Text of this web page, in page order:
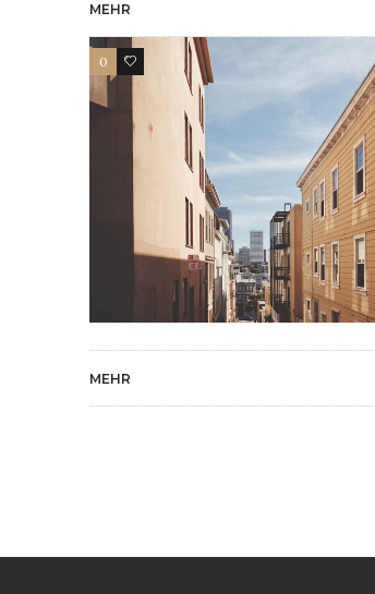
MEHR
0 1
MEHR